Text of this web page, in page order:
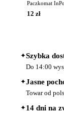
Paczkomat
12 zł
✦Szybka
Do 14:00
✦Jasne
Towar od
✦14 dni na